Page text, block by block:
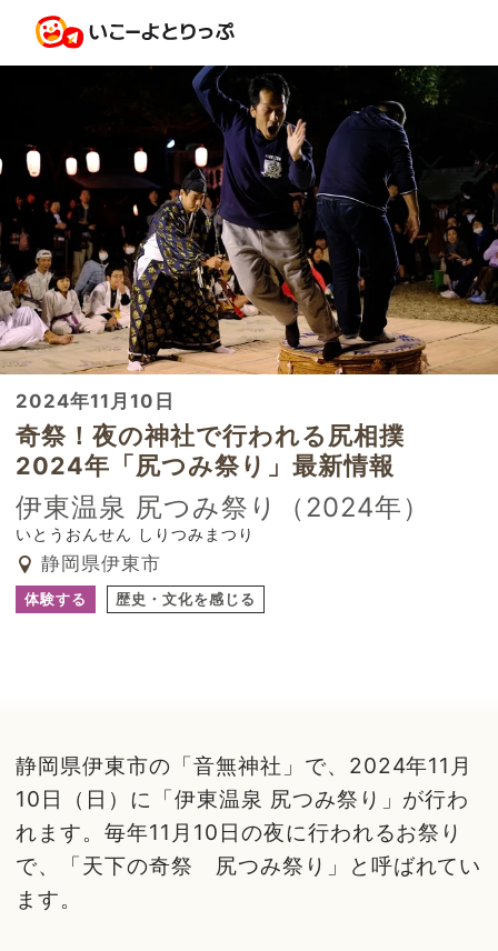
2024年11月10日
奇祭！夜の神社で行われる尻相撲
2024年「尻つみ祭り」最新情報
伊東温泉 尻つみ祭り（2024年）
いとうおんせん しりつみまつり
静岡県伊東市
体験する 歴史・文化を感じる
静岡県伊東市の「音無神社」で、2024年11月
10日（日）に「伊東温泉 尻つみ祭り」が行わ
れます。毎年11月10日の夜に行われるお祭り
で、「天下の奇祭 尻つみ祭り」と呼ばれてい
ます。